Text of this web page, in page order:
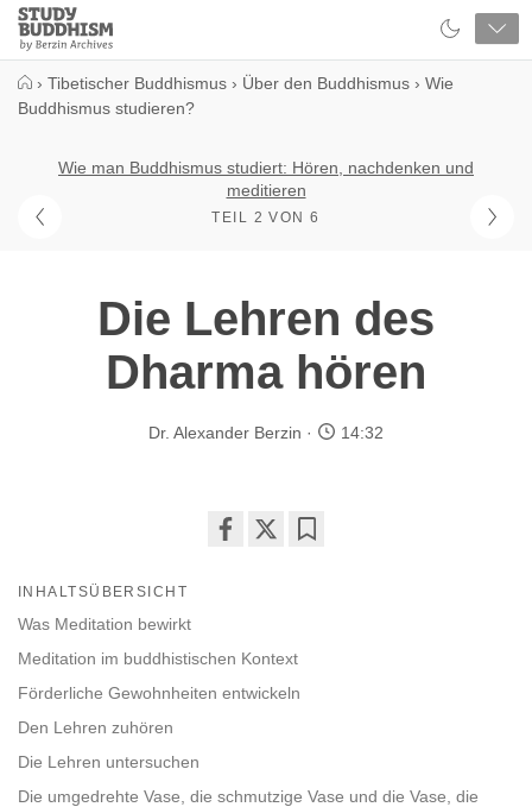
Close
Study
Buddhism
› Tibetischer Buddhismus › Über den Buddhismus › Wie
Buddhismus studieren?
Wie man Buddhismus studiert: Hören, nachdenken und
meditieren
TEIL 2 VON 6
Die Lehren des
Dharma hören
Dr. Alexander Berzin 14:32
INHALTSÜBERSICHT
Was Meditation bewirkt
Meditation im buddhistischen Kontext
Förderliche Gewohnheiten entwickeln
Den Lehren zuhören
Die Lehren untersuchen
Die umgedrehte Vase, die schmutzige Vase und die Vase, die